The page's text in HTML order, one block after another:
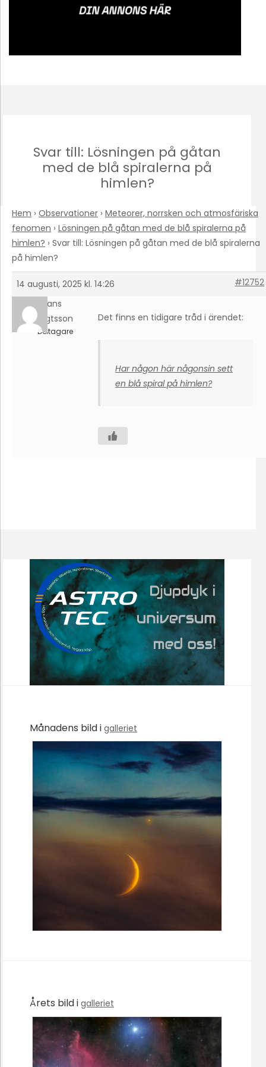
Svar till: Lösningen på gåtan
med de blå spiralerna på
himlen?
Hem › Observationer › Meteorer, norrsken och atmosfäriska
fenomen › Lösningen på gåtan med de blå spiralerna på
himlen? › Svar till: Lösningen på gåtan med de blå spiralerna
på himlen?
14 augusti, 2025 kl. 14:26
#12752
Hans
Bengtsson
Deltagare
Det finns en tidigare tråd i ärendet:
Har någon här någonsin sett
en blå spiral på himlen?
Månadens bild i galleriet
Årets bild i galleriet